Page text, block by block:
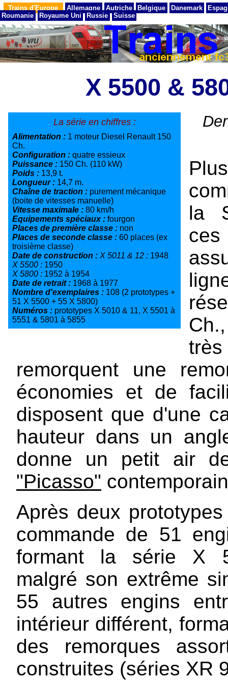
Trains d'Europe Allemagne Autriche Belgique Danemark
Roumanie
Royaume Uni Russie Suisse
X 5500 &
La série en chiffres :
Alimentation : 1 moteur Diesel Renault 150
Ch.
Configuration : quatre essieux
Puissance : 150 Ch. (110 kW)
Poids : 13,9 t.
Longueur : 14,7 m.
Chaîne de traction : purement mécanique
(boite de vitesses manuelle)
Vitesse maximale : 80 km/h
Equipements spéciaux : fourgon
Places de première classe : non
Places de seconde classe : 60 places (ex
troisième classe)
Date de construction : X 5011 & 12 : 1948
X 5500 : 1950
X 5800 : 1952 à 1954
Date de retrait : 1968 à 1977
Nombre d'exemplaires : 108 (2 prototypes +
51 X 5500 + 55 X 5800)
Numéros : prototypes X 5010 & 11, X 5501 à
5551 & 5801 à 5855
la
remorquent une
économies et de
disposent que d'une
hauteur dans un
donne un petit air
"Picasso"
Après deux
commande de 51
formant la série X
malgré son extrême
55 autres engins
intérieur différent,
des remorques
construites (séries XR